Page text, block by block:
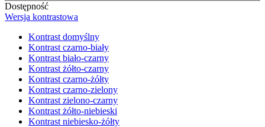
Dostępność
Wersja kontrastowa
Kontrast domyślny
Kontrast czarno-biały
Kontrast biało-czarny
Kontrast żółto-czarny
Kontrast czarno-żółty
Kontrast czarno-zielony
Kontrast zielono-czarny
Kontrast żółto-niebieski
Kontrast niebiesko-żółty